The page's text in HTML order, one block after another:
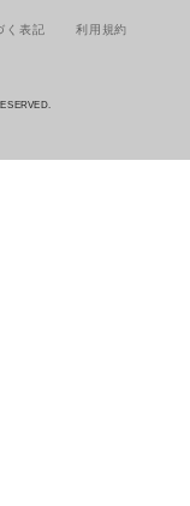
く表記
利用規約